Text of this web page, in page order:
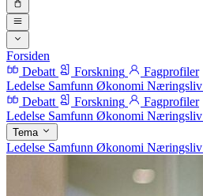
Forsiden
Debatt
Forskning
Fagprofiler
Ledelse Samfunn Økonomi Næringsliv
Debatt
Forskning
Fagprofiler
Ledelse Samfunn Økonomi Næringsliv
Tema
Ledelse Samfunn Økonomi Næringsliv